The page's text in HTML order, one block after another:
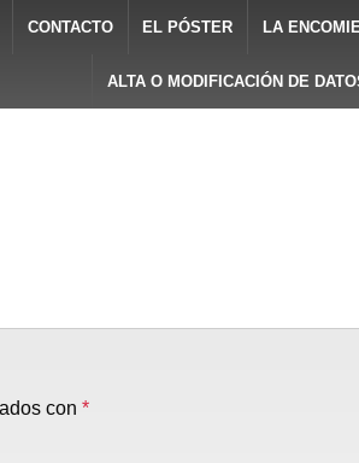
CONTACTO EL PÓSTER LA
ALTA O MODIFICACIÓN DE
con *